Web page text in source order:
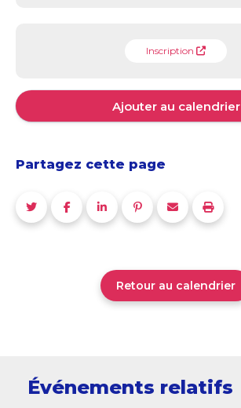
Inscription
Ajouter au calendrier
Partagez cette page
Retour au calendrier
Événements relatifs